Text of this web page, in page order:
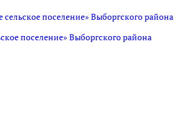
поселение» Выборгского района
поселение» Выборгского района